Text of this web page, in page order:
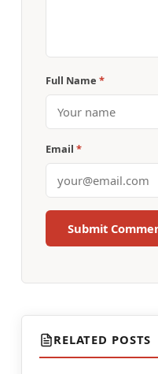
Full Name *
Email *
Submit
RELATED POSTS